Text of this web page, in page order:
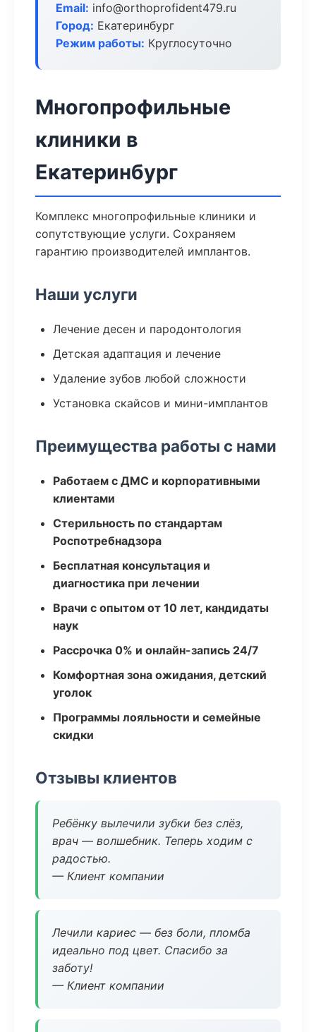
Email: info@orthoprofident479.ru
Город: Екатеринбург
Режим работы: Круглосуточно
Многопрофильные
клиники в
Екатеринбург
Комплекс многопрофильные клиники и
сопутствующие услуги. Сохраняем
гарантию производителей имплантов.
Наши услуги
Лечение десен и пародонтология
Детская адаптация и лечение
Удаление зубов любой сложности
Установка скайсов и мини-имплантов
Преимущества работы с нами
Работаем с ДМС и корпоративными
клиентами
Стерильность по стандартам
Роспотребнадзора
Бесплатная консультация и
диагностика при лечении
Врачи с опытом от 10 лет, кандидаты
наук
Рассрочка 0% и онлайн-запись 24/7
Комфортная зона ожидания, детский
уголок
Программы лояльности и семейные
скидки
Отзывы клиентов
Ребёнку вылечили зубки без слёз,
врач — волшебник. Теперь ходим с
радостью.
— Клиент компании
Лечили кариес — без боли, пломба
идеально под цвет. Спасибо за
заботу!
— Клиент компании